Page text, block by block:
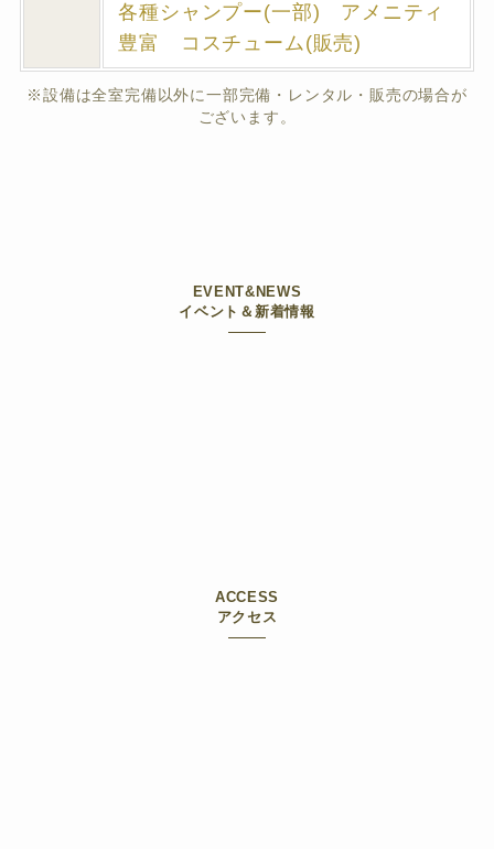
各種シャンプー(一部) アメニティ
豊富 コスチューム(販売)
※設備は全室完備以外に一部完備・レンタル・販売の場合が
ございます。
EVENT&NEWS
イベント＆新着情報
ACCESS
アクセス